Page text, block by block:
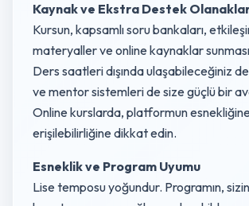
Kaynak ve Ekstra Destek
Kursun, kapsamlı soru bankaları,
materyaller ve online kaynaklar
Ders saatleri dışında ulaşabileceğiniz
ve mentor sistemleri de size güçlü bir
Online kurslarda, platformun
erişilebilirliğine dikkat edin.
Esneklik ve Program Uyumu
Lise temposu yoğundur. Programın,